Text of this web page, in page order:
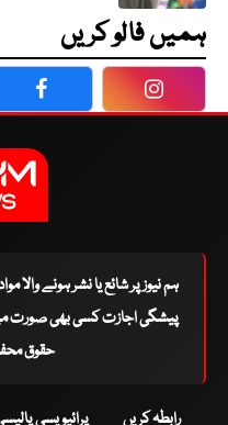
ہمیں فالو کریں
Facebook
ہم نیوز پر شائع یا نشر ہونے والا
پیشگی اجازت کسی بھی صورت
حقوق
رابطہ کریں پرائیویسی